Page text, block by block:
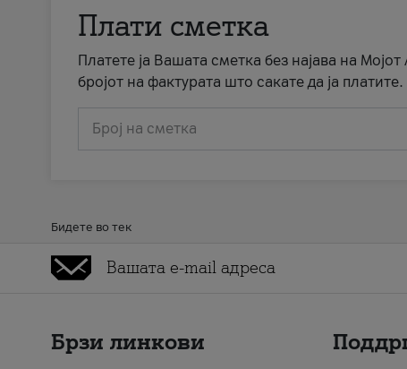
Плати сметка
Платете ја Вашата сметка без најава на
бројот на фактурата што сакате да ја платите.
Број на сметка
Бидете во тек
Брзи линкови